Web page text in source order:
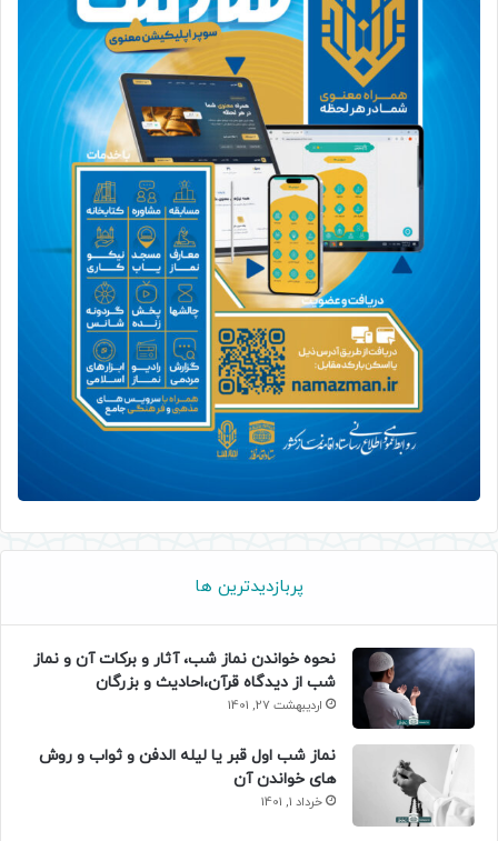
پربازدیدترین ها
نحوه خواندن نماز شب، آثار و برکات آن و نماز
شب از دیدگاه قرآن،احادیث و بزرگان
اردیبهشت 27, 1401
نماز شب اول قبر یا لیله الدفن و ثواب و روش
های خواندن آن
خرداد 1, 1401